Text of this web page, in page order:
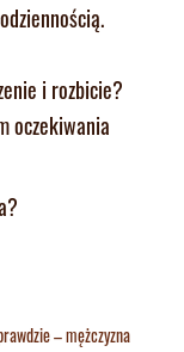
i rozbicie?
oczekiwania
– mężczyzna